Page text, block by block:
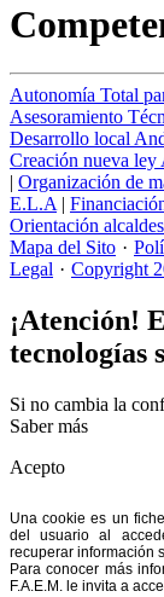
Autonomía Total
Asesoramiento
Desarrollo local
Creación nueva
| Organización de
E.L.A |
Orientación
Mapa del Sito ·
Legal · Copyright
¡Atención!
tecnologías
Si no cambia la
Saber más
Acepto
Una cookie es un
del usuario al
recuperar información
Para conocer más
F.A.E.M. le invita a